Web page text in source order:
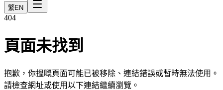
繁EN
404
頁面未找到
抱歉，你搵嘅頁面可能已被移除、連結錯誤或暫時無法使用。
請檢查網址或使用以下連結繼續瀏覽。